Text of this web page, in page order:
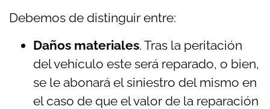
Debemos de distinguir entre:
Daños materiales. Tras la peritación
del vehículo este será reparado, o bien,
se le abonará el siniestro del mismo en
el caso de que el valor de la reparación